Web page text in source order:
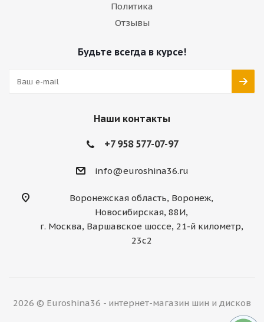
Политика
Отзывы
Будьте всегда в курсе!
Наши контакты
+7 958 577-07-97
info@euroshina36.ru
Воронежская область, Воронеж,
Новосибирская, 88И,
г. Москва, Варшавское шоссе, 21-й километр,
23с2
2026 © Euroshina36 - интернет-магазин шин и дисков